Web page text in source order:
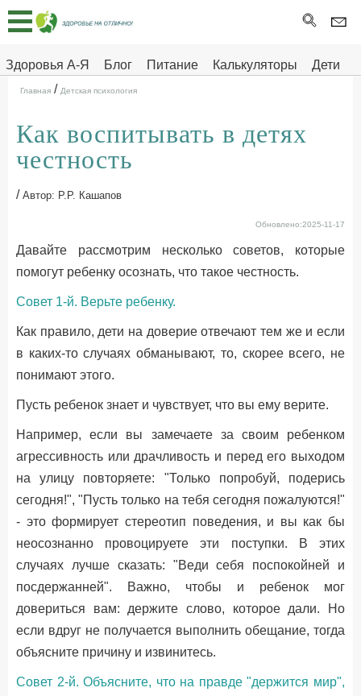
Здоровья А-Я Блог Питание Калькуляторы
Дети
Здоровье на отлично
Главная
Тесты
Про
ДЕТЯМ
Главная / Детская психология
Как воспитывать в детях
честность
/ Автор: Р.Р. Кашапов
Обновлено:2025-11-17
Давайте рассмотрим несколько советов, которые
помогут ребенку осознать, что такое честность.
Совет 1-й. Верьте ребенку.
Как правило, дети на доверие отвечают тем же и если
в каких-то случаях обманывают, то, скорее всего, не
понимают этого.
Пусть ребенок знает и чувствует, что вы ему верите.
Например, если вы замечаете за своим ребенком
агрессивность или драчливость и перед его выходом
на улицу повторяете: "Только попробуй, подерись
сегодня!", "Пусть только на тебя сегодня пожалуются!"
- это формирует стереотип поведения, и вы как бы
неосознанно провоцируете эти поступки. В этих
случаях лучше сказать: "Веди себя поспокойней и
посдержанней". Важно, чтобы и ребенок мог
довериться вам: держите слово, которое дали. Но
если вдруг не получается выполнить обещание, тогда
объясните причину и извинитесь.
Совет 2-й. Объясните, что на правде "держится мир",